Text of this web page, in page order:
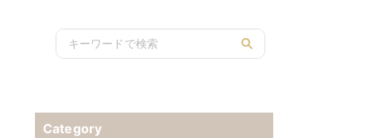
Category